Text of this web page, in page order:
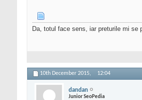
Da, totul face sens, iar preturile mi se
10th December 2015, 12:04
dandan
Junior SeoPedia